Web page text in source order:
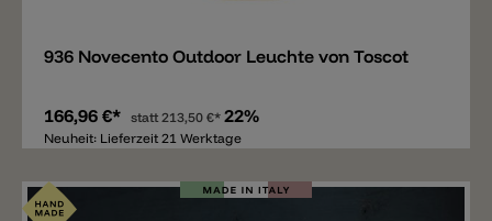
936 Novecento Outdoor Leuchte von Toscot
166,96 €* statt213,50 €* 22%
Neuheit: Lieferzeit 21 Werktage